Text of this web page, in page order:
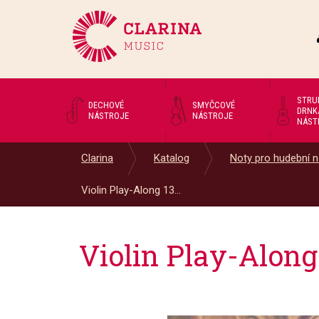
DECHOVÉ
NÁSTROJE
SMYČCOVÉ
NÁSTROJE
Clarina Katalog Noty pro hudební
Violin Play-Along 13...
Violin Play-Along